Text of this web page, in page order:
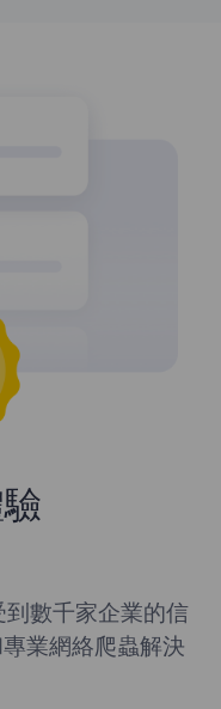
到數千家企業的信
業網絡爬蟲解決